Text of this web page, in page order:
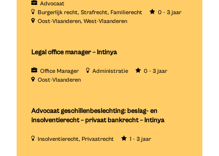
Advocaat
Burgerlijk recht Strafrecht Familierecht
0 - 3 jaar
Oost-Vlaanderen West-Vlaanderen
Legal office manager – Intinya
Office Manager Administratie
0 - 3 jaar
Oost-Vlaanderen
Advocaat geschillenbeslechting: beslag- en
insolventierecht – privaat bankrecht – Intinya
Insolventierecht Privaatrecht 1 - 3 jaar